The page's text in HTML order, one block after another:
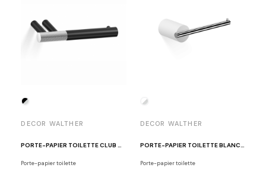
DECOR WALTHER
PORTE-PAPIER TOILETTE CLUB NOIR / CHROME
Porte-papier toilette
DECOR WALTHER
PORTE-PAPIER TOILETTE BLANC - CHROME STONE TPH
Porte-papier toilette